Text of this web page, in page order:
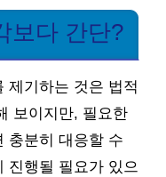
보다 간단?
제기하는 것은 법적
보이지만, 필요한
충분히 대응할 수
진행될 필요가 있으